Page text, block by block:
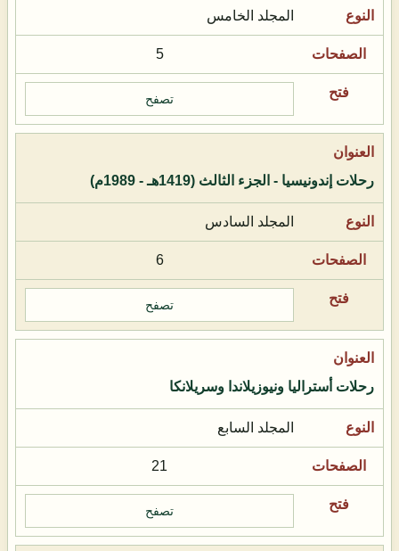
المجلد الخامس
5
تصفح
رحلات إندونيسيا - الجزء الثالث (1419هـ - 1989م)
المجلد السادس
6
تصفح
رحلات أستراليا ونيوزيلاندا وسريلانكا
المجلد السابع
21
تصفح